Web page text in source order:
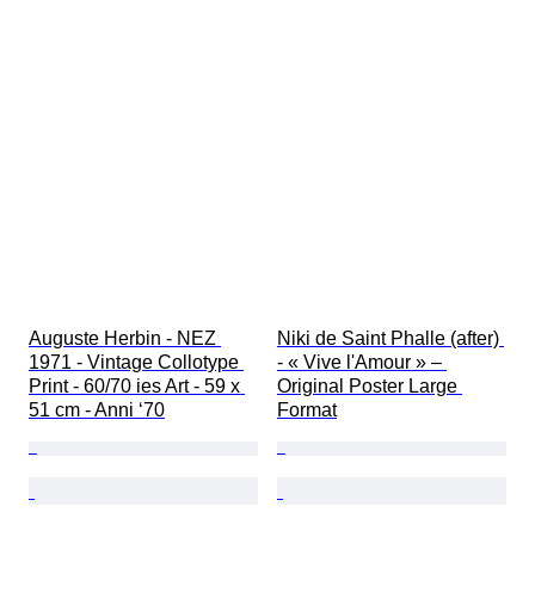
Auguste Herbin - NEZ
1971 - Vintage Collotype
Print - 60/70 ies Art - 59 x
51 cm - Anni ‘70
Niki de Saint Phalle (after)
- « Vive l'Amour » –
Original Poster Large
Format